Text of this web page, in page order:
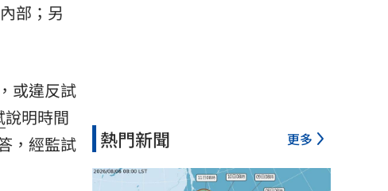
部；另
或違反試
說明時間
，經監試
熱門新聞 更多